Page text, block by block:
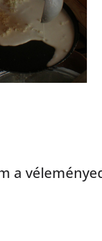
a